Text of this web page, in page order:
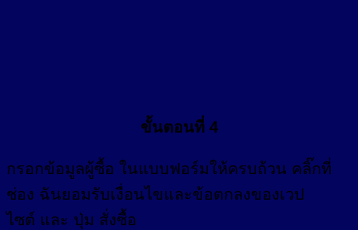
ขั้นตอนที่ 4
กรอกข้อมูลผู้ซื้อ ในแบบฟอร์มให้ครบถ้วน คลิ๊กที่
ช่อง ฉันยอมรับเงื่อนไขและข้อตกลงของเวป
ไซต์ และ ปุ่ม สั่งซื้อ